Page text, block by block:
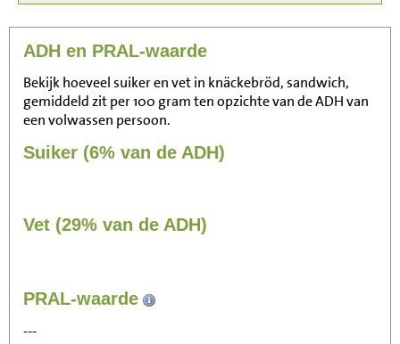
ADH en PRAL-waarde
Bekijk hoeveel suiker en vet in knäckebröd, sandwich,
gemiddeld zit per 100 gram ten opzichte van de ADH van
een volwassen persoon.
Suiker (6% van de ADH)
Vet (29% van de ADH)
PRAL-waarde
---
Zitten, tv kijken